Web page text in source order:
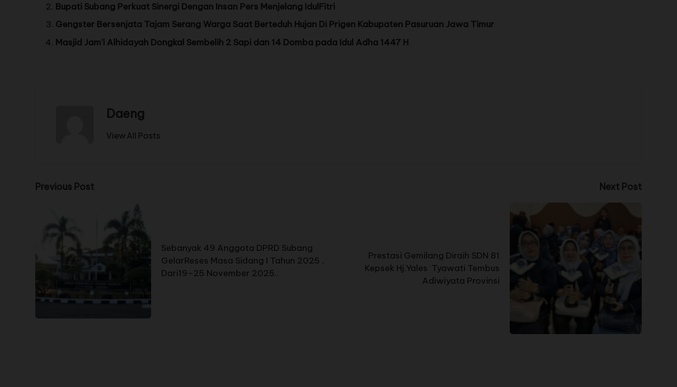
Bupati Subang Perkuat Sinergi Dengan Insan Pers Menjelang IdulFitri
Gengster Bersenjata Tajam Serang Warga Saat Berteduh Hujan Di Prigen Kabupaten Pasuruan Jawa Timur
Masjid Jam’i Alhidayah Dongkal Sembelih 2 Sapi dan 14 Domba pada Idul Adha 1447 H
Daeng
View All Posts
Previous Post
Sebanyak 49 Anggota DPRD Subang
GelarReses Masa Sidang I Tahun 2025 ,
Dari19–25 November 2025..
Next Post
Prestasi Gemilang Diraih SDN 81
Kepsek Hj.Yales Tyawati Tembus
Adiwiyata Provinsi